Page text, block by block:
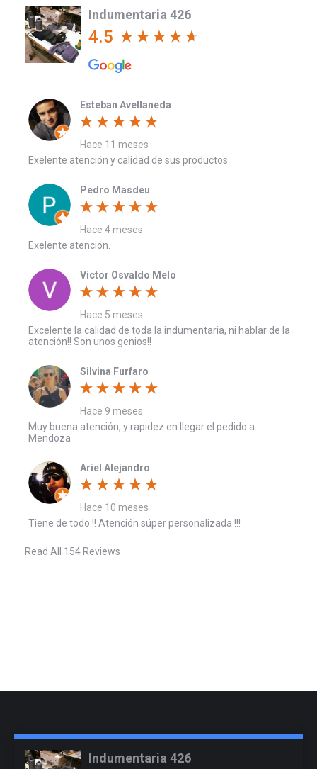
Indumentaria 426
4.5
Esteban Avellaneda
Hace 11 meses
Exelente atención y calidad de sus productos
Pedro Masdeu
Hace 4 meses
Exelente atención.
Victor Osvaldo Melo
Hace 5 meses
Excelente la calidad de toda la indumentaria, ni hablar de la
atención!! Son unos genios!!
Silvina Furfaro
Hace 9 meses
Muy buena atención, y rapidez en llegar el pedido a
Mendoza
Ariel Alejandro
Hace 10 meses
Tiene de todo !! Atención súper personalizada !!!
Read All 154 Reviews
Indumentaria 426